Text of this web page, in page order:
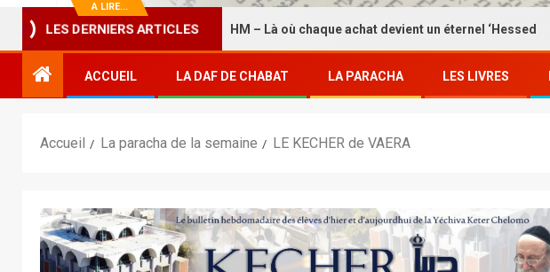
A LIRE...
LES DERNIERS ARTICLES
La Boutique HASDEI HM – Là où chaque achat devient un éternel ‘Hessed
ACCUEIL LA DAF DE CHABAT LA PARACHA LES LIVRES
Accueil La paracha de la semaine LE KECHER de VAERA